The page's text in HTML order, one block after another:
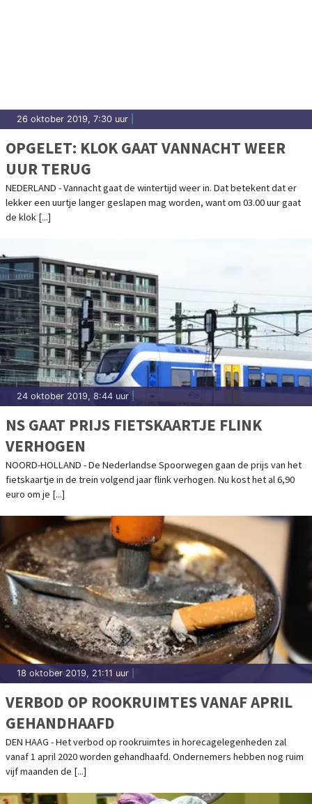
26 oktober 2019, 7:30 uur
OPGELET: KLOK GAAT VANNACHT WEER
UUR TERUG
NEDERLAND - Vannacht gaat de wintertijd weer in. Dat betekent dat er
lekker een uurtje langer geslapen mag worden, want om 03.00 uur gaat
de klok [...]
24 oktober 2019, 8:44 uur
NS GAAT PRIJS FIETSKAARTJE FLINK
VERHOGEN
NOORD-HOLLAND - De Nederlandse Spoorwegen gaan de prijs van het
fietskaartje in de trein volgend jaar flink verhogen. Nu kost het al 6,90
euro om je [...]
18 oktober 2019, 21:11 uur
VERBOD OP ROOKRUIMTES VANAF APRIL
GEHANDHAAFD
DEN HAAG - Het verbod op rookruimtes in horecagelegenheden zal
vanaf 1 april 2020 worden gehandhaafd. Ondernemers hebben nog ruim
vijf maanden de [...]